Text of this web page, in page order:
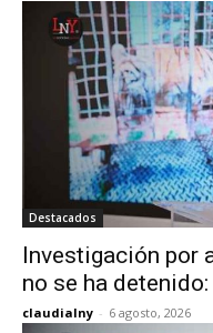
Destacados
Investigación por
no se ha
claudialny - 6 agosto, 2026